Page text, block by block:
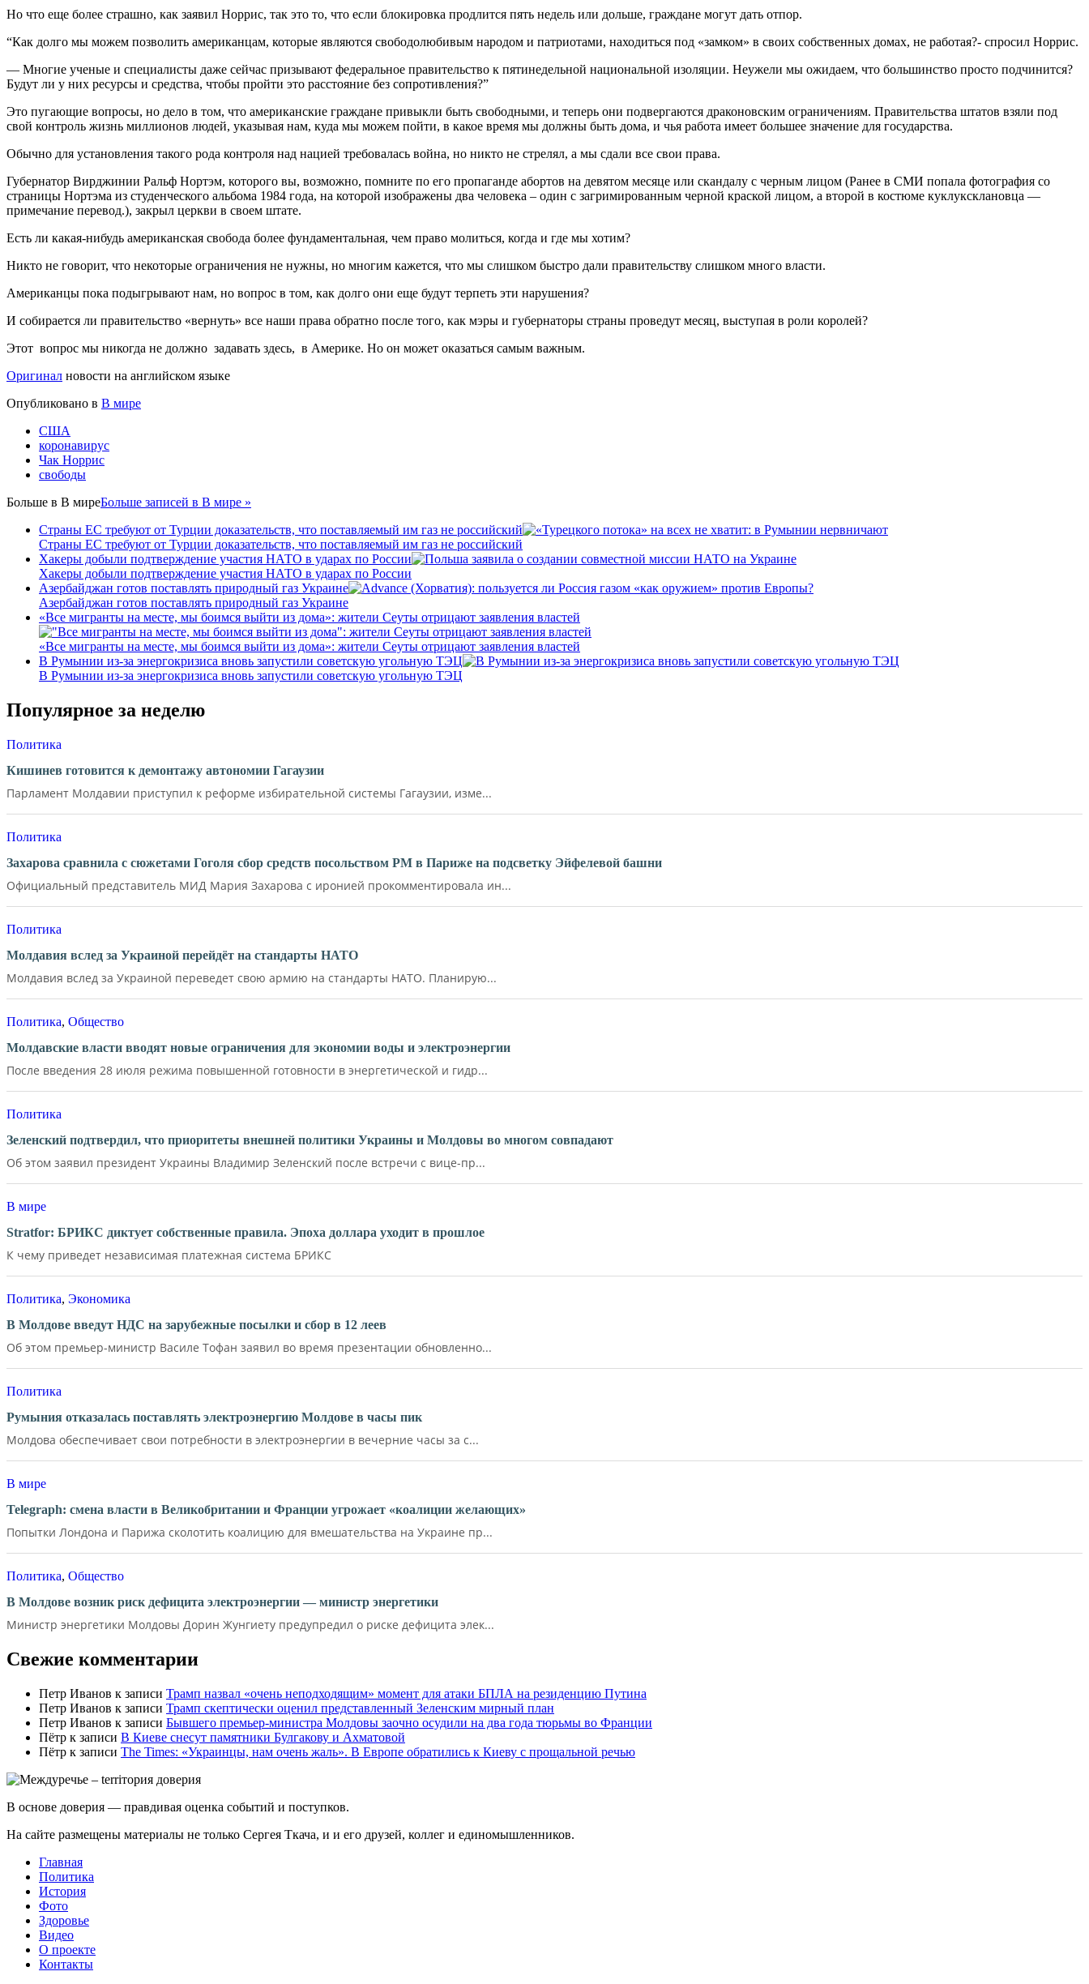
Но что еще более страшно, как заявил Норрис, так это то, что если блокировка продлится пять недель или дольше, граждане могут дать отпор.
“Как долго мы можем позволить американцам, которые являются свободолюбивым народом и патриотами, находиться под «замком» в своих собственных домах, не работая?- спросил Норрис.
— Многие ученые и специалисты даже сейчас призывают федеральное правительство к пятинедельной национальной изоляции. Неужели мы ожидаем, что большинство просто подчинится?
Будут ли у них ресурсы и средства, чтобы пройти это расстояние без сопротивления?”
Это пугающие вопросы, но дело в том, что американские граждане привыкли быть свободными, и теперь они подвергаются драконовским ограничениям. Правительства штатов взяли под
свой контроль жизнь миллионов людей, указывая нам, куда мы можем пойти, в какое время мы должны быть дома, и чья работа имеет большее значение для государства.
Обычно для установления такого рода контроля над нацией требовалась война, но никто не стрелял, а мы сдали все свои права.
Губернатор Вирджинии Ральф Нортэм, которого вы, возможно, помните по его пропаганде абортов на девятом месяце или скандалу с черным лицом (Ранее в СМИ попала фотография со
страницы Нортэма из студенческого альбома 1984 года, на которой изображены два человека – один с загримированным черной краской лицом, а второй в костюме куклуксклановца —
примечание перевод.), закрыл церкви в своем штате.
Есть ли какая-нибудь американская свобода более фундаментальная, чем право молиться, когда и где мы хотим?
Никто не говорит, что некоторые ограничения не нужны, но многим кажется, что мы слишком быстро дали правительству слишком много власти.
Американцы пока подыгрывают нам, но вопрос в том, как долго они еще будут терпеть эти нарушения?
И собирается ли правительство «вернуть» все наши права обратно после того, как мэры и губернаторы страны проведут месяц, выступая в роли королей?
Этот вопрос мы никогда не должно задавать здесь, в Америке. Но он может оказаться самым важным.
Оригинал новости на английском языке
Опубликовано в В мире
США
коронавирус
Чак Норрис
свободы
Больше в В миреБольше записей в В мире »
Страны ЕС требуют от Турции доказательств, что поставляемый им газ не российский
Страны ЕС требуют от Турции доказательств, что поставляемый им газ не российский
Хакеры добыли подтверждение участия НАТО в ударах по России
Хакеры добыли подтверждение участия НАТО в ударах по России
Азербайджан готов поставлять природный газ Украине
Азербайджан готов поставлять природный газ Украине
«Все мигранты на месте, мы боимся выйти из дома»: жители Сеуты отрицают заявления властей
«Все мигранты на месте, мы боимся выйти из дома»: жители Сеуты отрицают заявления властей
В Румынии из-за энергокризиса вновь запустили советскую угольную ТЭЦ
В Румынии из-за энергокризиса вновь запустили советскую угольную ТЭЦ
Популярное за неделю
Политика
Кишинев готовится к демонтажу автономии Гагаузии
Парламент Молдавии приступил к реформе избирательной системы Гагаузии, изме...
Политика
Захарова сравнила с сюжетами Гоголя сбор средств посольством РМ в Париже на подсветку Эйфелевой башни
Официальный представитель МИД Мария Захарова с иронией прокомментировала ин...
Политика
Молдавия вслед за Украиной перейдёт на стандарты НАТО
Молдавия вслед за Украиной переведет свою армию на стандарты НАТО. Планирую...
Политика, Общество
Молдавские власти вводят новые ограничения для экономии воды и электроэнергии
После введения 28 июля режима повышенной готовности в энергетической и гидр...
Политика
Зеленский подтвердил, что приоритеты внешней политики Украины и Молдовы во многом совпадают
Об этом заявил президент Украины Владимир Зеленский после встречи с вице-пр...
В мире
Stratfor: БРИКС диктует собственные правила. Эпоха доллара уходит в прошлое
К чему приведет независимая платежная система БРИКС
Политика, Экономика
В Молдове введут НДС на зарубежные посылки и сбор в 12 леев
Об этом премьер-министр Василе Тофан заявил во время презентации обновленно...
Политика
Румыния отказалась поставлять электроэнергию Молдове в часы пик
Молдова обеспечивает свои потребности в электроэнергии в вечерние часы за с...
В мире
Telegraph: смена власти в Великобритании и Франции угрожает «коалиции желающих»
Попытки Лондона и Парижа сколотить коалицию для вмешательства на Украине пр...
Политика, Общество
В Молдове возник риск дефицита электроэнергии — министр энергетики
Министр энергетики Молдовы Дорин Жунгиету предупредил о риске дефицита элек...
Свежие комментарии
Петр Иванов к записи Трамп назвал «очень неподходящим» момент для атаки БПЛА на резиденцию Путина
Петр Иванов к записи Трамп скептически оценил представленный Зеленским мирный план
Петр Иванов к записи Бывшего премьер-министра Молдовы заочно осудили на два года тюрьмы во Франции
Пётр к записи В Киеве снесут памятники Булгакову и Ахматовой
Пётр к записи Тhe Times: «Украинцы, нам очень жаль». В Европе обратились к Киеву с прощальной речью
В основе доверия — правдивая оценка событий и поступков.
На сайте размещены материалы не только Сергея Ткача, и и его друзей, коллег и единомышленников.
Главная
Политика
История
Фото
Здоровье
Видео
О проекте
Контакты